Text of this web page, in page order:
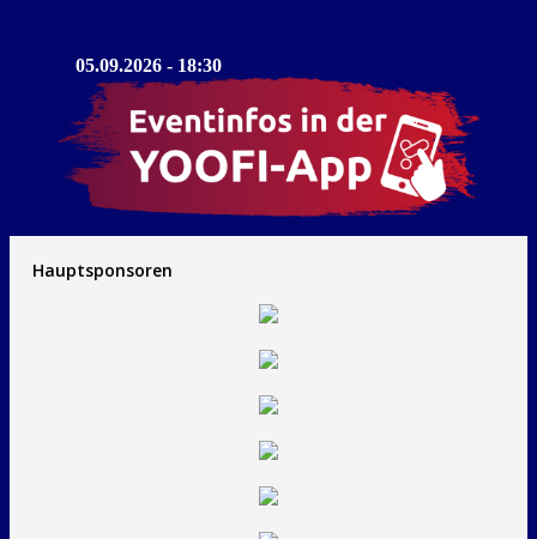
05.09.2026 - 18:30
Hauptsponsoren